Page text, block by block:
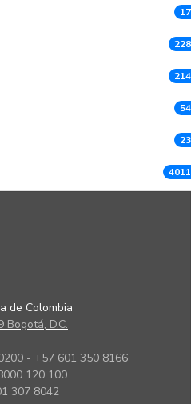
de Colombia
Bogotá, D.C.
- +57 601 350 8166
120 100
307 8042